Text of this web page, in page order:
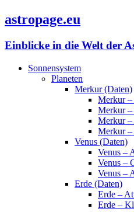
astropage.eu
Einblicke in die Welt der
Sonnensystem
Planeten
Merkur (Daten)
Merkur –
Merkur –
Merkur –
Merkur –
Venus (Daten)
Venus –
Venus –
Venus –
Erde (Daten)
Erde –
Erde –